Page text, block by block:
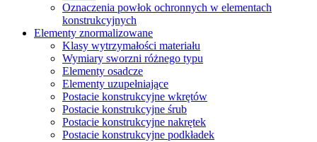
Oznaczenia powłok ochronnych w elementach
konstrukcyjnych
Elementy znormalizowane
Klasy wytrzymałości materiału
Wymiary sworzni różnego typu
Elementy osadcze
Elementy uzupełniające
Postacie konstrukcyjne wkrętów
Postacie konstrukcyjne śrub
Postacie konstrukcyjne nakrętek
Postacie konstrukcyjne podkładek